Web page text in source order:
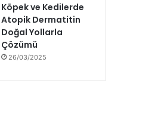
Köpek ve Kedilerde
Atopik Dermatitin
Doğal Yollarla
Çözümü
26/03/2025